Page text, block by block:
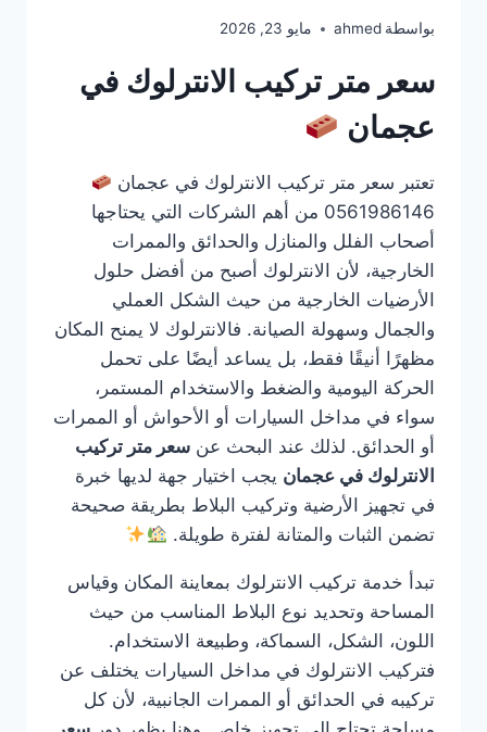
بواسطة ahmed مايو 23, 2026
سعر متر تركيب الانترلوك في
عجمان
تعتبر سعر متر تركيب الانترلوك في عجمان
0561986146 من أهم الشركات التي يحتاجها
أصحاب الفلل والمنازل والحدائق والممرات
الخارجية، لأن الانترلوك أصبح من أفضل حلول
الأرضيات الخارجية من حيث الشكل العملي
والجمال وسهولة الصيانة. فالانترلوك لا يمنح المكان
مظهرًا أنيقًا فقط، بل يساعد أيضًا على تحمل
الحركة اليومية والضغط والاستخدام المستمر،
سواء في مداخل السيارات أو الأحواش أو الممرات
أو الحدائق. لذلك عند البحث عن سعر متر تركيب
الانترلوك في عجمان يجب اختيار جهة لديها خبرة
في تجهيز الأرضية وتركيب البلاط بطريقة صحيحة
تضمن الثبات والمتانة لفترة طويلة.
تبدأ خدمة تركيب الانترلوك بمعاينة المكان وقياس
المساحة وتحديد نوع البلاط المناسب من حيث
اللون، الشكل، السماكة، وطبيعة الاستخدام.
فتركيب الانترلوك في مداخل السيارات يختلف عن
تركيبه في الحدائق أو الممرات الجانبية، لأن كل